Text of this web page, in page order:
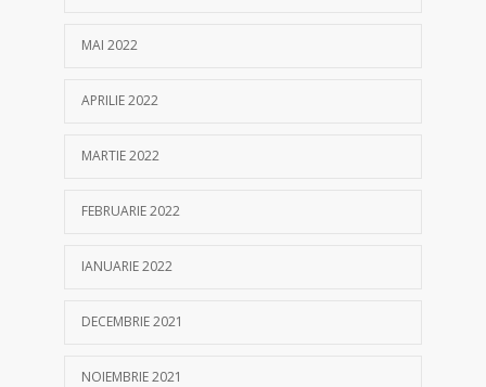
MAI 2022
APRILIE 2022
MARTIE 2022
FEBRUARIE 2022
IANUARIE 2022
DECEMBRIE 2021
NOIEMBRIE 2021